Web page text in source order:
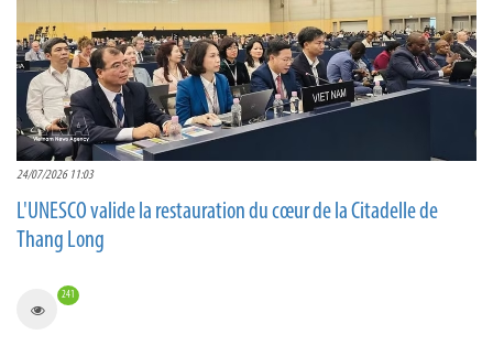
24/07/2026 11:03
L'UNESCO valide la restauration du cœur de la Citadelle de
Thang Long
241